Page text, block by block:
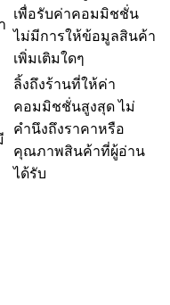
เพื่อรับค่าคอมมิชชั่น
ไม่มีการให้ข้อมูลสินค้า
เพิ่มเติมใดๆ
ลิ้งถึงร้านที่ให้ค่า
คอมมิชชั่นสูงสุด ไม่
คำนึงถึงราคาหรือ
คุณภาพสินค้าที่ผู้อ่าน
ได้รับ